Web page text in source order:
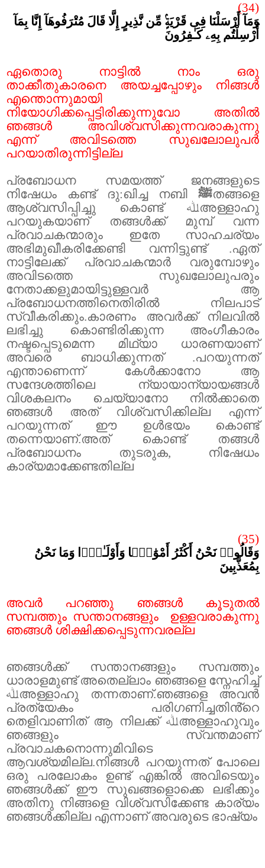
(34)
وَمَآ أَرْسَلْنَا فِى قَرْيَةٍۢ مِّن نَّذِيرٍ إِلَّا قَالَ مُتْرَفُوهَآ إِنَّا بِمَآ
أُرْسِلْتُم بِهِۦ كَـٰفِرُونَ
ഏതൊരു നാട്ടിൽ നാം ഒരു
താക്കീതുകാരനെ അയച്ചപ്പോഴും നിങ്ങൾ
എന്തൊന്നുമായി
നിയോഗിക്കപ്പെട്ടിരിക്കുന്നുവോ അതിൽ
ഞങ്ങൾ അവിശ്വസിക്കുന്നവരാകുന്നു
എന്ന് അവിടത്തെ സുഖലോലുപർ
പറയാതിരുന്നിട്ടില്ല
പ്രബോധന സമയത്ത് ജനങ്ങളുടെ
നിഷേധം കണ്ട് ദു:ഖിച്ച നബി ﷺതങ്ങളെ
ആശ്വസിപ്പിച്ചു കൊണ്ട് ﷲഅള്ളാഹു
പറയുകയാണ് തങ്ങൾക്ക് മുമ്പ് വന്ന
പ്രവാചകന്മാരും ഇതേ സാഹചര്യം
അഭിമുഖീകരിക്കേണ്ടി വന്നിട്ടുണ്ട് .ഏത്
നാട്ടിലേക്ക് പ്രവാചകന്മാർ വരുമ്പോഴും
അവിടത്തെ സുഖലോലുപരും
നേതാക്കളുമായിട്ടുള്ളവർ ആ
പ്രബോധനത്തിനെതിരിൽ നിലപാട്
സ്വീകരിക്കും.കാരണം അവർക്ക് നിലവിൽ
ലഭിച്ചു കൊണ്ടിരിക്കുന്ന അംഗീകാരം
നഷ്ടപ്പെടുമെന്ന മിഥ്യാ ധാരണയാണ്
അവരെ ബാധിക്കുന്നത് .പറയുന്നത്
എന്താണെന്ന് കേൾക്കാനോ ആ
സന്ദേശത്തിലെ ന്യായാന്യായങ്ങൾ
വിശകലനം ചെയ്യാനോ നിൽക്കാതെ
ഞങ്ങൾ അത് വിശ്വസിക്കില്ല എന്ന്
പറയുന്നത് ഈ ഉൾഭയം കൊണ്ട്
തന്നെയാണ്.അത് കൊണ്ട് തങ്ങൾ
പ്രബോധനം തുടരുക, നിഷേധം
കാര്യമാക്കേണ്ടതില്ല
(35)
وَقَالُوا۟ نَحْنُ أَكْثَرُ أَمْوَٰلًۭا وَأَوْلَـٰدًۭا وَمَا نَحْنُ
بِمُعَذَّبِينَ
അവർ പറഞ്ഞു ഞങ്ങൾ കൂടുതൽ
സമ്പത്തും സന്താനങ്ങളും
ഉള്ളവരാകുന്നു
ഞങ്ങൾ ശിക്ഷിക്കപ്പെടുന്നവരല്ല
ഞങ്ങൾക്ക് സന്താനങ്ങളും സമ്പത്തും
ധാരാളമുണ്ട് അതെല്ലാം ഞങ്ങളെ സ്നേഹിച്ച്
ﷲഅള്ളാഹു തന്നതാണ്.ഞങ്ങളെ അവൻ
പ്രത്യേകം പരിഗണിച്ചതിൻ്റെ
തെളിവാണിത് ആ നിലക്ക് ﷲഅള്ളാഹുവും
ഞങ്ങളും സ്വന്തമാണ്
പ്രവാചകനൊന്നുമിവിടെ
ആവശ്യമില്ല.നിങ്ങൾ പറയുന്നത് പോലെ
ഒരു പരലോകം ഉണ്ട് എങ്കിൽ അവിടെയും
ഞങ്ങൾക്ക് ഈ സുഖങ്ങളൊക്കെ ലഭിക്കും
അതിനു നിങ്ങളെ വിശ്വസിക്കേണ്ട കാര്യം
ഞങ്ങൾക്കില്ല എന്നാണ് അവരുടെ ഭാഷ്യം